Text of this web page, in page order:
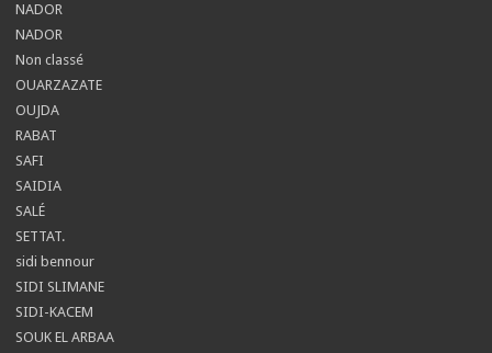
NADOR
NADOR
Non classé
OUARZAZATE
OUJDA
RABAT
SAFI
SAIDIA
SALÉ
SETTAT.
sidi bennour
SIDI SLIMANE
SIDI-KACEM
SOUK EL ARBAA